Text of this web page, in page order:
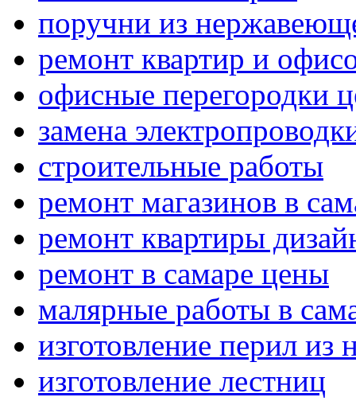
поручни из
ремонт квартир и
офисные перегородки
замена
строительные работы
ремонт магазинов в
ремонт квартиры
ремонт в самаре цены
малярные работы в
изготовление перил из
изготовление лестниц